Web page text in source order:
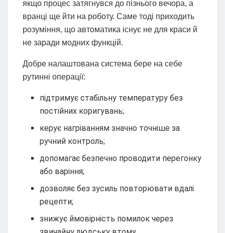
якщо процес затягнувся до пізнього вечора, а
вранці ще йти на роботу. Саме тоді приходить
розуміння, що автоматика існує не для краси й
не заради модних функцій.
Добре налаштована система бере на себе
рутинні операції:
підтримує стабільну температуру без
постійних коригувань;
керує нагріванням значно точніше за
ручний контроль;
допомагає безпечно проводити перегонку
або варіння;
дозволяє без зусиль повторювати вдалі
рецепти;
знижує ймовірність помилок через